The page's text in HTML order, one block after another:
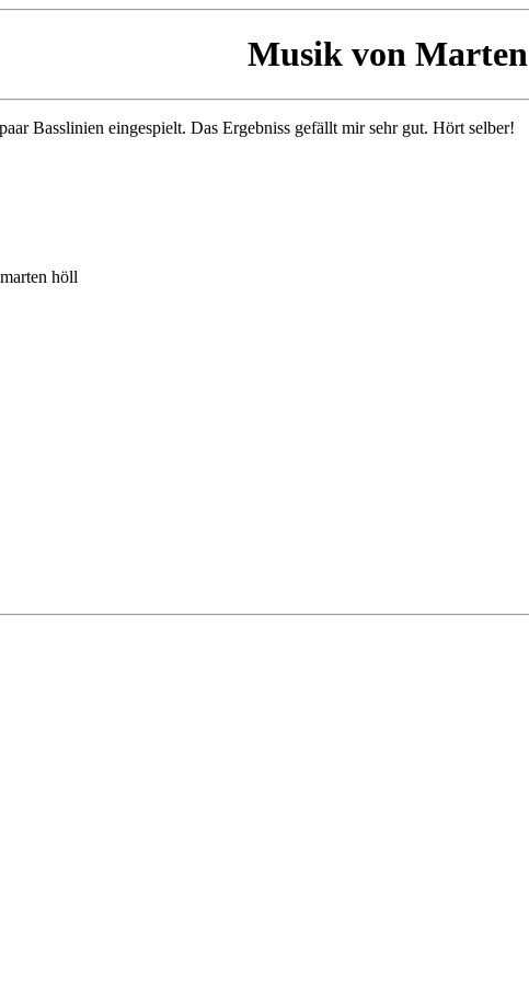
Musik von Marten
Basslinien eingespielt. Das Ergebniss gefällt mir sehr gut. Hört selber!
höll